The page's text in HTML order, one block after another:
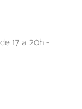
17 a 20h -